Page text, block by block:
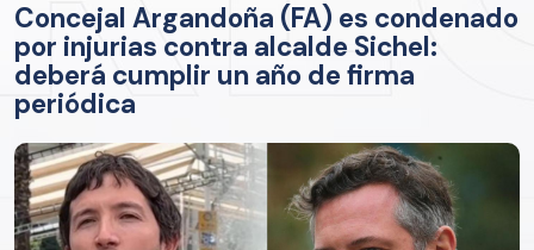
Concejal Argandoña (FA) es condenado
por injurias contra alcalde Sichel:
deberá cumplir un año de firma
periódica